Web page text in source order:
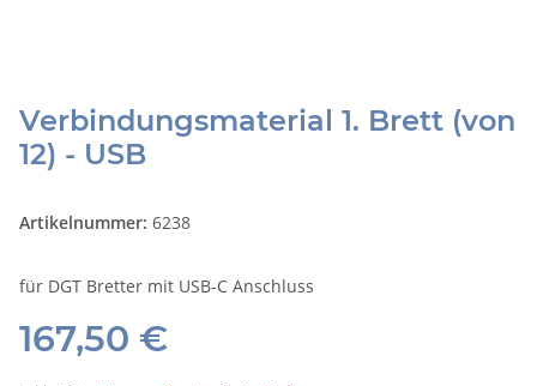
Verbindungsmaterial 1. Brett (von
12) - USB
Artikelnummer: 6238
für DGT Bretter mit USB-C Anschluss
167,50 €